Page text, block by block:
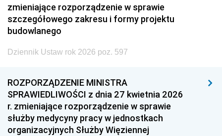
zmieniające rozporządzenie w sprawie
szczegółowego zakresu i formy projektu
budowlanego
Dziennik Ustaw rok 2026 poz. 597
ROZPORZĄDZENIE MINISTRA
SPRAWIEDLIWOŚCI z dnia 27 kwietnia 2026
r. zmieniające rozporządzenie w sprawie
służby medycyny pracy w jednostkach
organizacyjnych Służby Więziennej